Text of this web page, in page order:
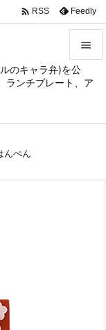
のキャラ弁)を公
ランチプレート、ア


メニュ
サイド

 RSS Feedly
んぺん